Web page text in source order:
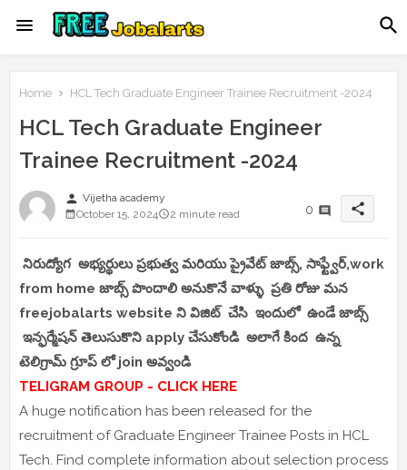
Home HCL Tech Graduate Engineer Trainee Recruitment -2024
HCL Tech Graduate Engineer
Trainee Recruitment -2024
person Vijetha academy
October 15, 2024
2 minute read 0 share
నిరుద్యోగ అభ్యర్థులు ప్రభుత్వ మరియు ప్రైవేట్ జాబ్స్, సాఫ్ట్వేర్,work
from home జాబ్స్ పొందాలి అనుకొనే వాళ్ళు ప్రతి రోజు మన
freejobalarts website ని విజిట్ చేసి ఇందులో ఉండే జాబ్స్
ఇన్ఫర్మేషన్ తెలుసుకొని apply చేసుకోండి అలాగే కింద ఉన్న
టెలిగ్రామ్ గ్రూప్ లో join అవ్వండి
TELIGRAM GROUP - CLICK HERE
A huge notification has been released for the
recruitment of Graduate Engineer Trainee Posts in HCL
Tech. Find complete information about selection process